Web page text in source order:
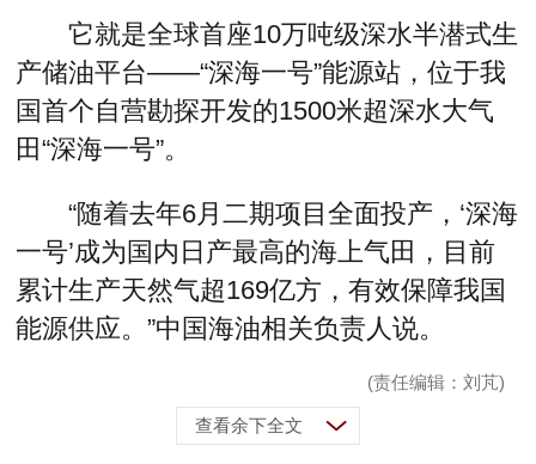
它就是全球首座10万吨级深水半潜式生
产储油平台——“深海一号”能源站，位于我
国首个自营勘探开发的1500米超深水大气
田“深海一号”。
“随着去年6月二期项目全面投产，‘深海
一号’成为国内日产最高的海上气田，目前
累计生产天然气超169亿方，有效保障我国
能源供应。”中国海油相关负责人说。
(责任编辑：刘芃)
查看余下全文